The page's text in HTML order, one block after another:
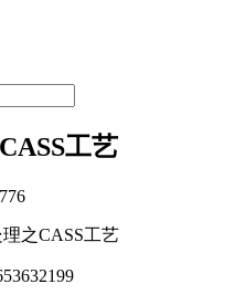
工艺
776
之CASS工艺